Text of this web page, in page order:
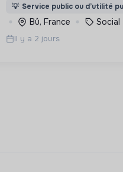
une porte à laquelle
besoin médical survient.
💡 Service public ou d’utilité
Bû, France Social
Il y a 2 jours